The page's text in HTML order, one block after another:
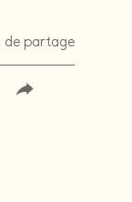
de partage